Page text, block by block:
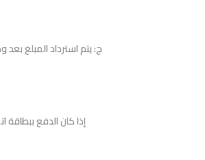
ج: يتم استرداد المبلغ بعد
إذا كان الدفع